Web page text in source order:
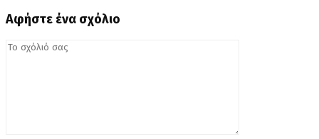
Αφήστε ένα σχόλιο